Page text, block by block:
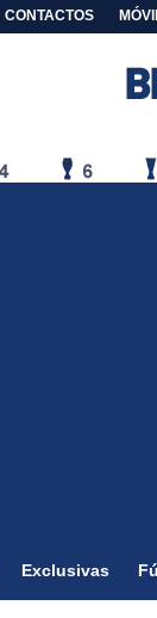
CONTACTOS
Exclusivas